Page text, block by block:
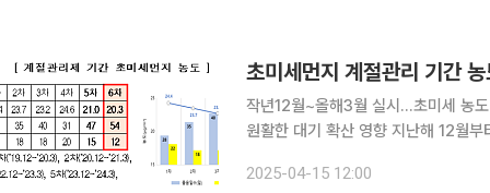
초미세먼지 계절관리 기
작년12월~올해3월 실시…초미세
원활한 대기 확산 영향 지난해 12월부터 올해 3월까지 실시된 제6차 미세먼지 계절관리제 기간 동
제6차 계절관리제 기간 초미세먼지
2025-04-15 12:00